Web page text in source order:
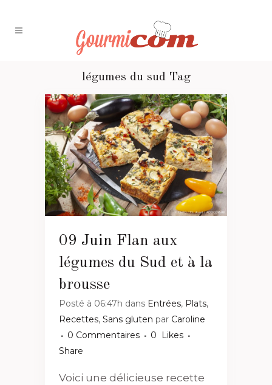
légumes du sud Tag
09 Juin Flan aux
légumes du Sud et à la
brousse
Posté à 06:47h dans Entrées, Plats,
Recettes, Sans gluten par Caroline
0 Commentaires
0
Likes
Share
Voici une délicieuse recette